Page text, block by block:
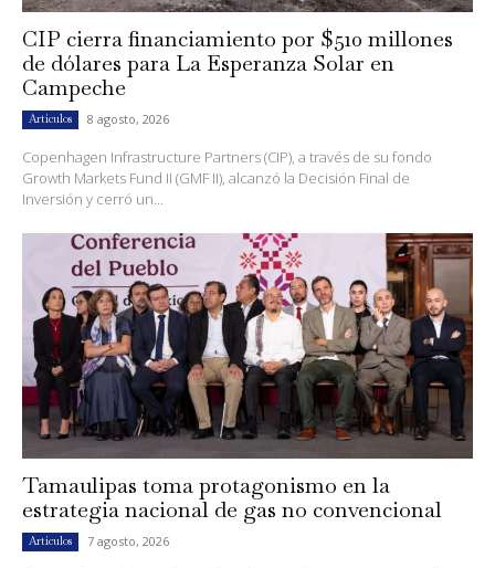
CIP cierra financiamiento por $510 millones
de dólares para La Esperanza Solar en
Campeche
Artículos 8 agosto, 2026
Copenhagen Infrastructure Partners (CIP), a través de su fondo
Growth Markets Fund II (GMF II), alcanzó la Decisión Final de
Inversión y cerró un...
Tamaulipas toma protagonismo en la
estrategia nacional de gas no convencional
Artículos 7 agosto, 2026